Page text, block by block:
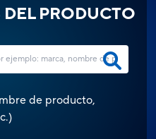
PRODUCTO
de producto,
)